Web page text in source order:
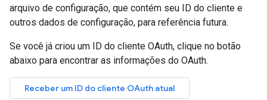
arquivo de configuração, que contém seu ID do cliente e
outros dados de configuração, para referência futura.
Se você já criou um ID do cliente OAuth, clique no botão
abaixo para encontrar as informações do OAuth.
Receber um ID do cliente OAuth atual